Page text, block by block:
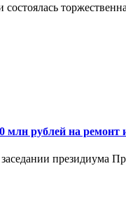
млн рублей на
президиума